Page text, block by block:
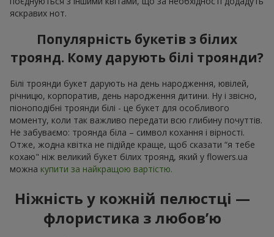
яскравих нот.
Популярність букетів з білих
троянд. Кому дарують білі троянди?
Білі троянди букет дарують на день народження, ювілей,
річницю, корпоратив, день народження дитини. Ну і звісно,
піоноподібні троянди білі - це букет для особливого
моменту, коли так важливо передати всю глибину почуттів.
Не забуваємо: троянда біла – символ кохання і вірності.
Отже, жодна квітка не підійде краще, щоб сказати “я тебе
кохаю" ніж великий букет білих троянд, який у flowers.ua
можна купити за найкращою вартістю.
Ніжність у кожній пелюстці —
флористика з любов’ю